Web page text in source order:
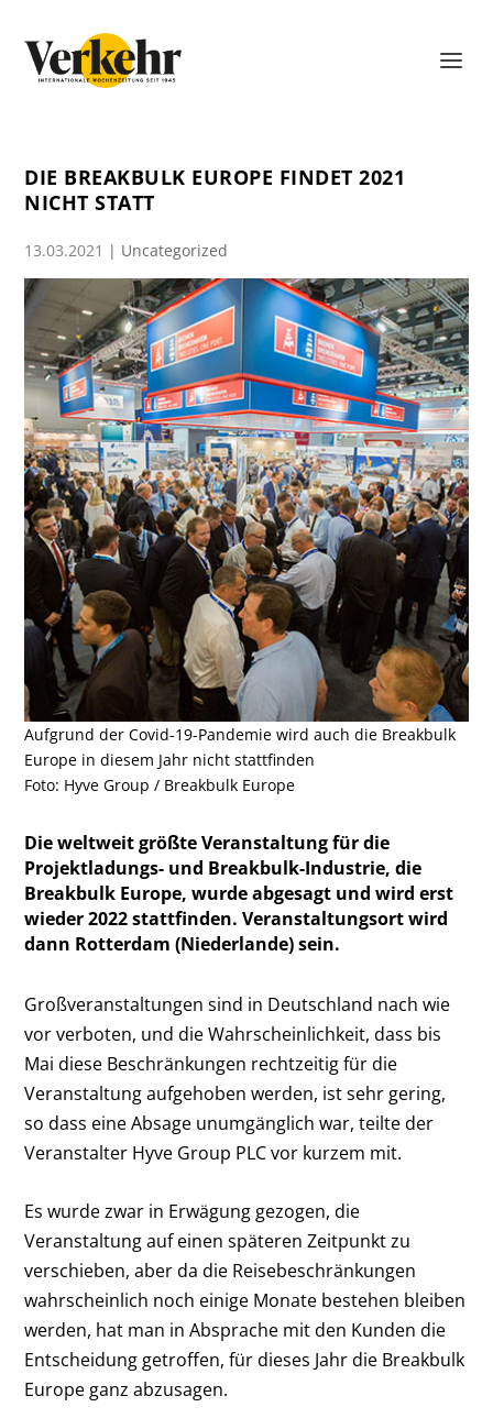
DIE BREAKBULK EUROPE FINDET 2021
NICHT STATT
13.03.2021 | Uncategorized
Aufgrund der Covid-19-Pandemie wird auch die Breakbulk
Europe in diesem Jahr nicht stattfinden
Foto: Hyve Group / Breakbulk Europe
Die weltweit größte Veranstaltung für die
Projektladungs- und Breakbulk-Industrie, die
Breakbulk Europe, wurde abgesagt und wird erst
wieder 2022 stattfinden. Veranstaltungsort wird
dann Rotterdam (Niederlande) sein.
Großveranstaltungen sind in Deutschland nach wie
vor verboten, und die Wahrscheinlichkeit, dass bis
Mai diese Beschränkungen rechtzeitig für die
Veranstaltung aufgehoben werden, ist sehr gering,
so dass eine Absage unumgänglich war, teilte der
Veranstalter Hyve Group PLC vor kurzem mit.
Es wurde zwar in Erwägung gezogen, die
Veranstaltung auf einen späteren Zeitpunkt zu
verschieben, aber da die Reisebeschränkungen
wahrscheinlich noch einige Monate bestehen bleiben
werden, hat man in Absprache mit den Kunden die
Entscheidung getroffen, für dieses Jahr die Breakbulk
Europe ganz abzusagen.